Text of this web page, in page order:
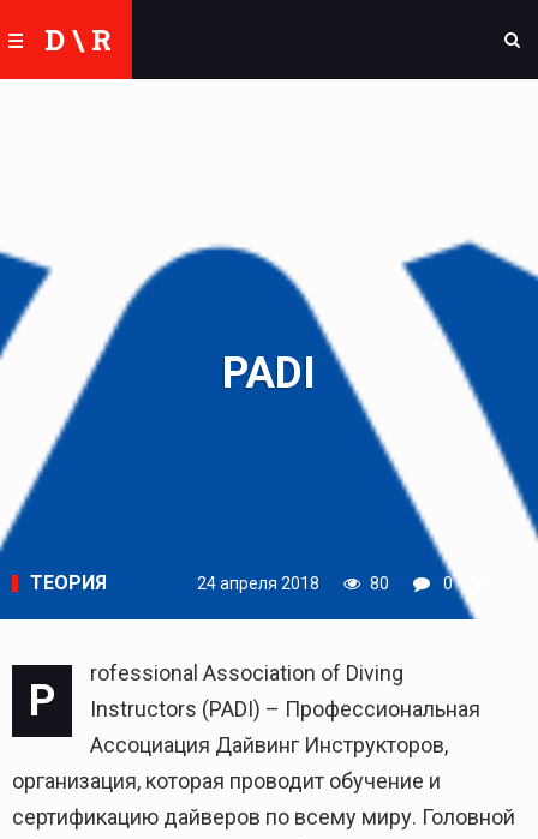
D \ R
PADI
ТЕОРИЯ 24 апреля 2018 80 0
P
rofessional Association of Diving
Instructors (PADI) – Профессиональная
Ассоциация Дайвинг Инструкторов,
организация, которая проводит обучение и
сертификацию дайверов по всему миру. Головной